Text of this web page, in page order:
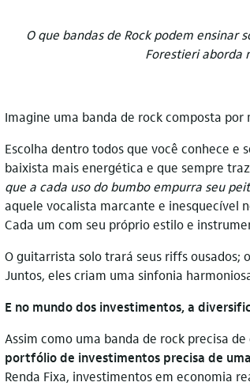
O que bandas de Rock podem ensinar
Forestieri aborda
Imagine uma banda de rock composta por
Escolha dentro todos que você conhece
baixista mais energética e que sempre
que a cada uso do bumbo empurra seu
aquele vocalista marcante e inesquecível
Cada um com seu próprio estilo e
O guitarrista solo trará seus riffs ousados;
Juntos, eles criam uma sinfonia
E no mundo dos investimentos, a
Assim como uma banda de rock precisa
portfólio de investimentos precisa de
Renda Fixa, investimentos em economia